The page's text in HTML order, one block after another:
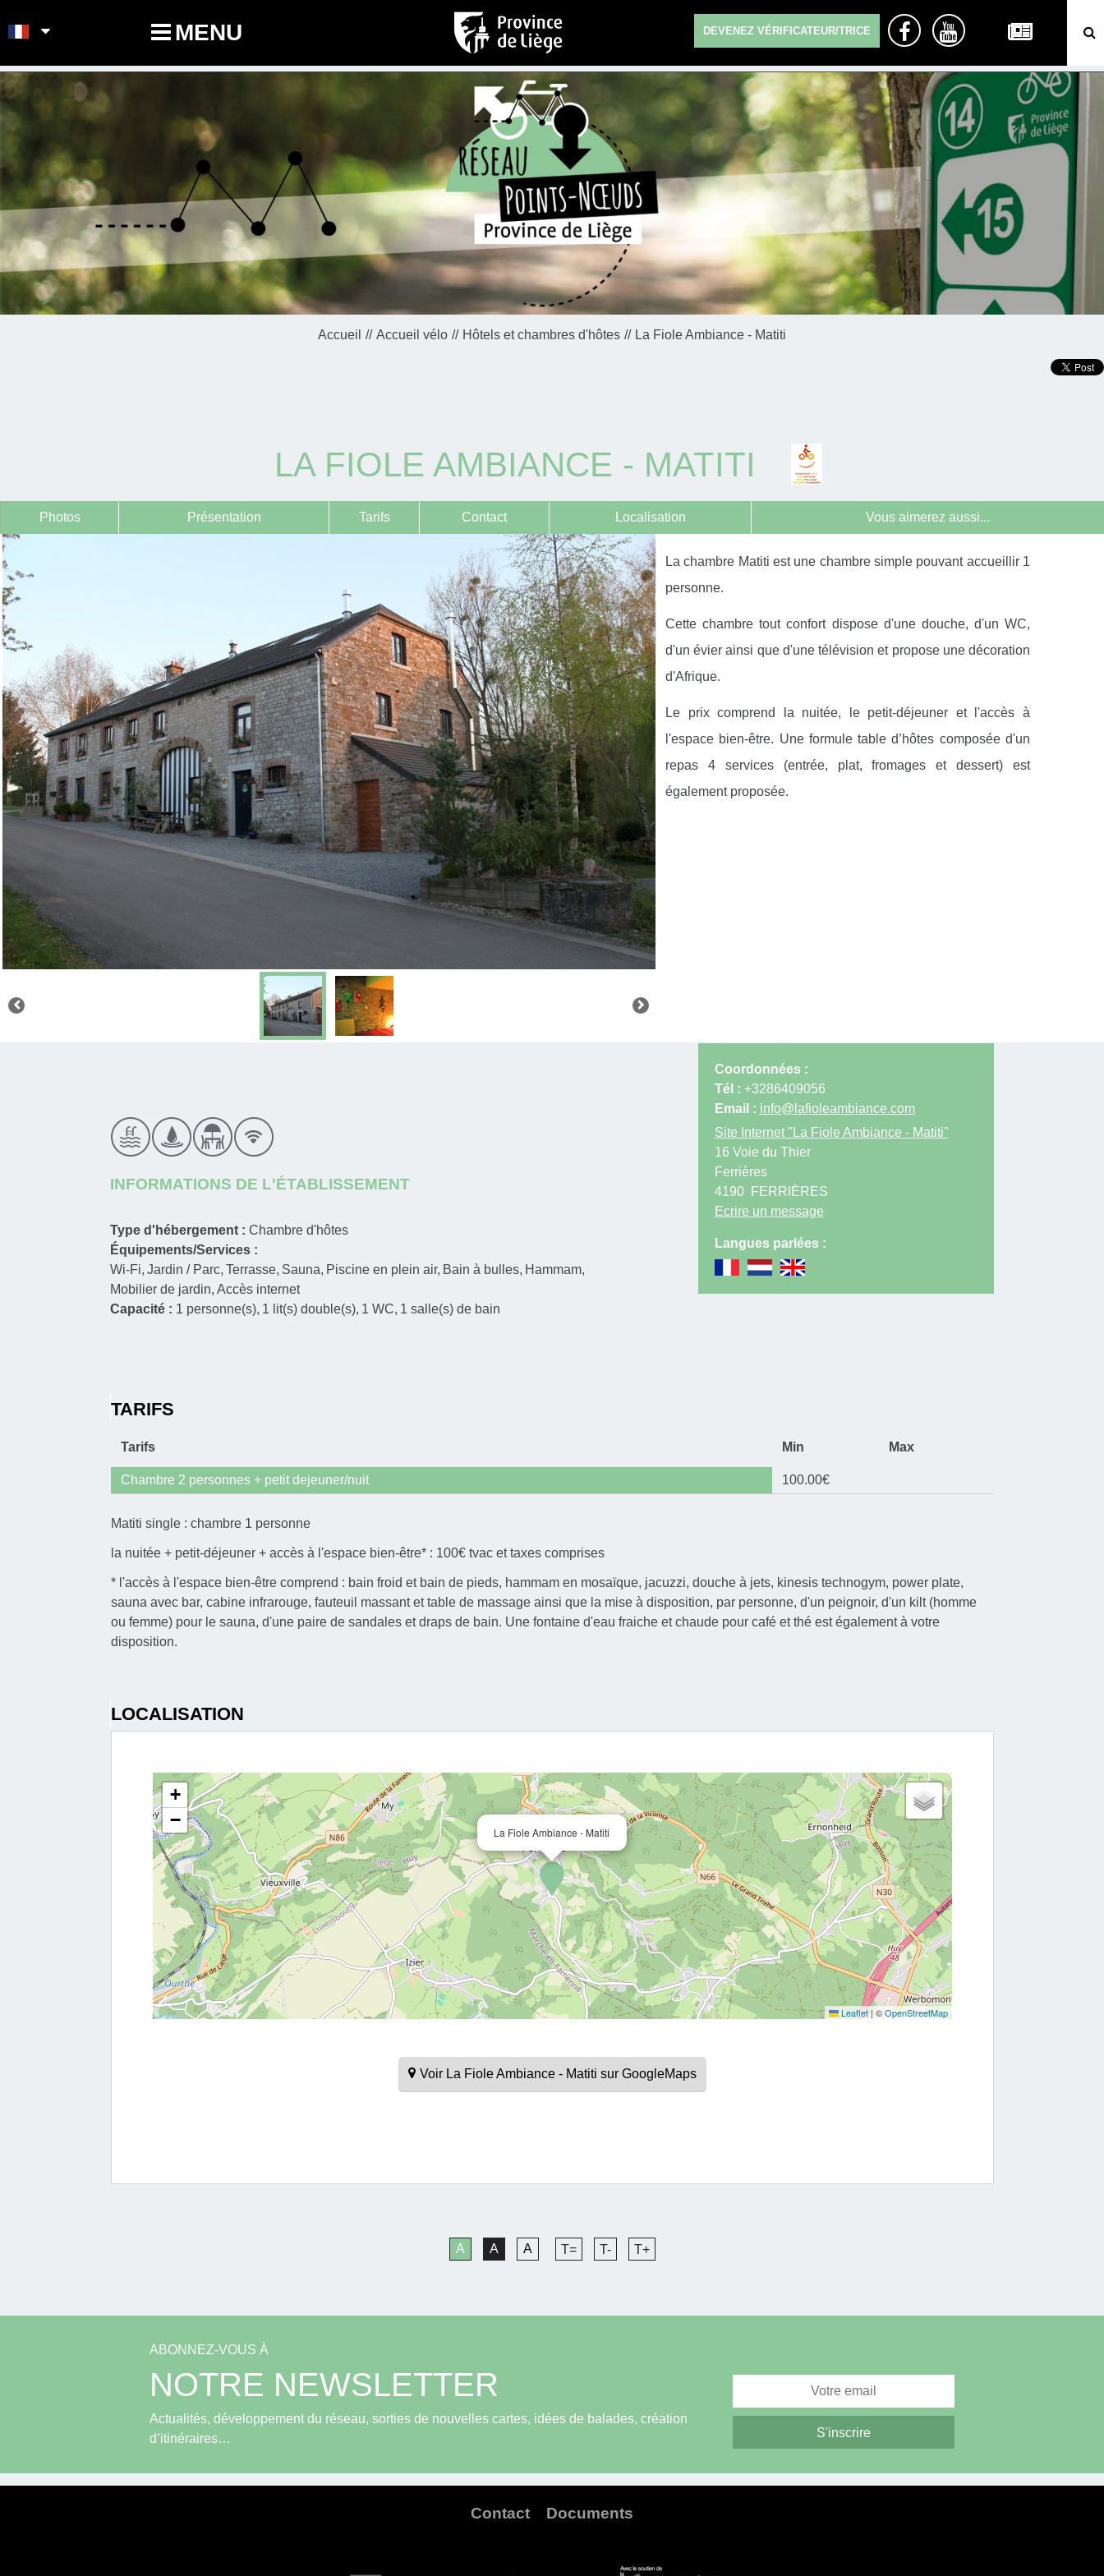
MENU DEVENEZ VÉRIFICATEUR/TRICE
Accueil Accueil vélo Hôtels et chambres d'hôtes La Fiole Ambiance - Matiti
LA FIOLE AMBIANCE - MATITI
Photos Présentation Tarifs Contact Localisation Vous aimerez aussi...
La chambre Matiti est une chambre simple pouvant accueillir 1
personne.
Cette chambre tout confort dispose d'une douche, d'un WC,
d'un évier ainsi que d'une télévision et propose une décoration
d'Afrique.
Le prix comprend la nuitée, le petit-déjeuner et l'accès à
l'espace bien-être. Une formule table d’hôtes composée d'un
repas 4 services (entrée, plat, fromages et dessert) est
également proposée.
INFORMATIONS DE L'ÉTABLISSEMENT
Type d'hébergement :Chambre d'hôtes
Équipements/Services :
Wi-Fi Jardin / Parc Terrasse Sauna Piscine en plein air Bain à bulles Hammam
Mobilier de jardin Accès internet
Capacité : 1 personne(s) 1 lit(s) double(s) 1 WC 1 salle(s) de bain
TARIFS
Tarifs Min Max
Chambre 2 personnes + petit dejeuner/nuit 100.00€
Matiti single : chambre 1 personne
la nuitée + petit-déjeuner + accès à l'espace bien-être* : 100€ tvac et taxes comprises
* l'accès à l'espace bien-être comprend : bain froid et bain de pieds, hammam en mosaïque, jacuzzi, douche à jets, kinesis technogym, power plate,
sauna avec bar, cabine infrarouge, fauteuil massant et table de massage ainsi que la mise à disposition, par personne, d'un peignoir, d'un kilt (homme
ou femme) pour le sauna, d'une paire de sandales et draps de bain. Une fontaine d'eau fraiche et chaude pour café et thé est également à votre
disposition.
Coordonnées :
Tél : +3286409056
Email : info@lafioleambiance.com
Site Internet"La Fiole Ambiance - Matiti"
16 Voie du Thier
Ferrières
4190
FERRIÈRES
Ecrire un message
Langues parlées :
LOCALISATION
La Fiole Ambiance - Matiti
+
−
Leaflet | ©OpenStreetMap
Voir La Fiole Ambiance - Matiti sur GoogleMaps
A A A T= T- T+
ABONNEZ-VOUS À
NOTRE NEWSLETTER
Actualités, développement du réseau, sorties de nouvelles cartes, idées de balades, création
d’itinéraires…
Contact Documents